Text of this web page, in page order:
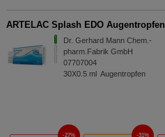
ARTELAC Splash EDO Augentropfen
Dr. Gerhard Mann Chem.-
pharm.Fabrik GmbH
07707004
30X0.5 ml Augentropfen
27% 31%